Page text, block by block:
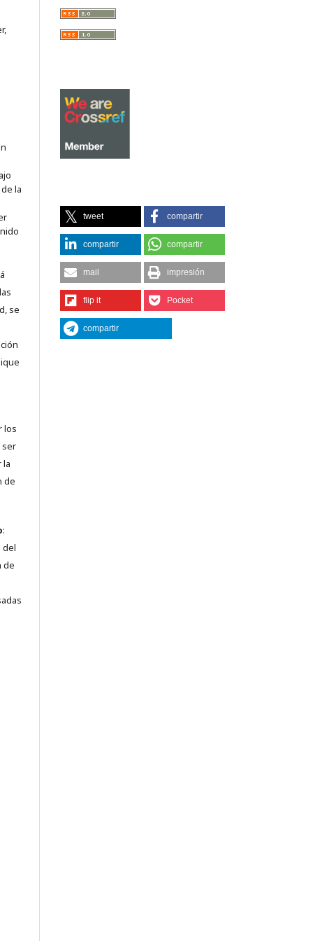
la
se
los
ser
la
de
:
del
de
tweet compartir
compartir compartir
mail impresión
flip it Pocket
compartir